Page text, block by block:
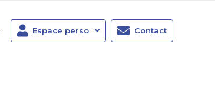
Espace perso Contact